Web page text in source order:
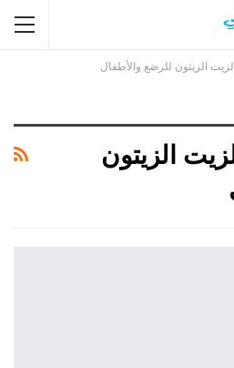
لزيت الزيتون للرضع والأطفال
الزيتون